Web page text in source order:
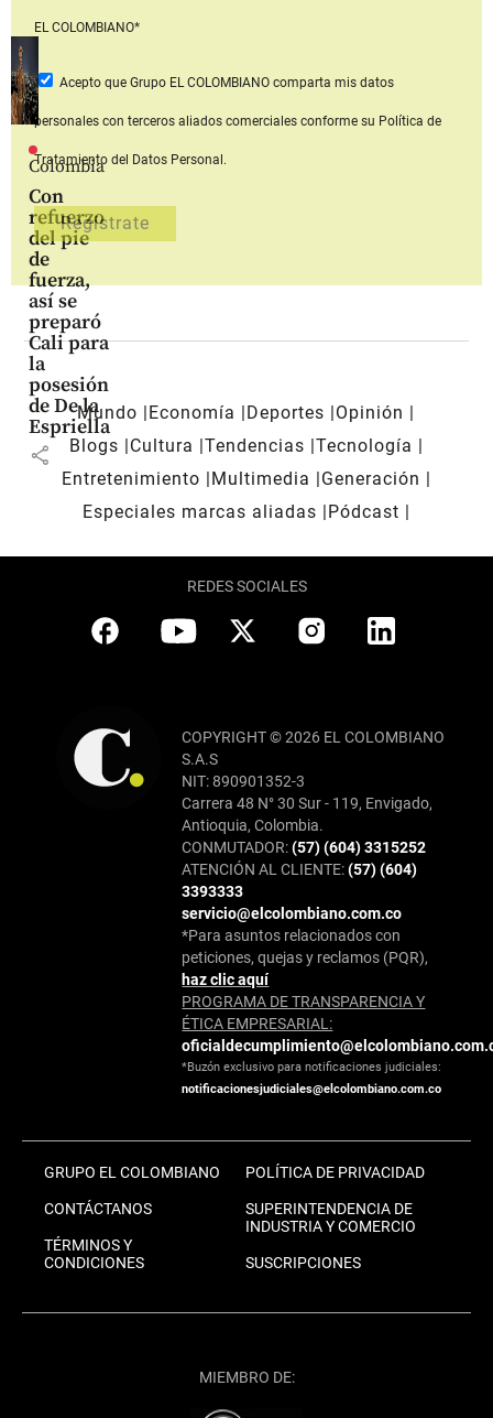
Colombia
Con
refuerzo
del pie
de
fuerza,
así se
preparó
Cali para
la
posesión
de De la
Espriella
share
EL COLOMBIANO*
Acepto que Grupo EL COLOMBIANOcomparta mis datos
personales con terceros aliados comerciales conforme su Política de
Tratamiento del Datos Personal.
Mundo Economía Deportes
Opinión
Blogs
Cultura Tendencias Tecnología
Entretenimiento
Multimedia
Generación
Especiales marcas aliadas
Pódcast
REDES SOCIALES
COPYRIGHT © 2026 EL COLOMBIANO
S.A.S
NIT: 890901352-3
Carrera 48 N° 30 Sur - 119, Envigado,
Antioquia, Colombia.
CONMUTADOR:(57) (604) 3315252
ATENCIÓN AL CLIENTE:(57) (604)
3393333
servicio@elcolombiano.com.co
*Para asuntos relacionados con
peticiones, quejas y reclamos (PQR),
haz clic aquí
PROGRAMA DE TRANSPARENCIA Y
ÉTICA EMPRESARIAL:
*Buzón exclusivo para notificaciones judiciales:
notificacionesjudiciales@elcolombiano.com.co
GRUPO EL COLOMBIANO
CONTÁCTANOS
TÉRMINOS Y
CONDICIONES
POLÍTICA DE PRIVACIDAD
SUPERINTENDENCIA DE
INDUSTRIA Y COMERCIO
SUSCRIPCIONES
MIEMBRO DE: